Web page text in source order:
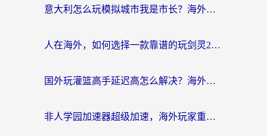
意大利怎么玩模拟城市我是市长？海外党国服游戏加速终极攻略（附三国3量子特攻解决办法）
人在海外，如何选择一款靠谱的玩剑灵2加速器？
国外玩灌篮高手延迟高怎么解决？海外玩家国服游戏加速终极指南
非人学园加速器超级加速，海外玩家重返国服的通行证